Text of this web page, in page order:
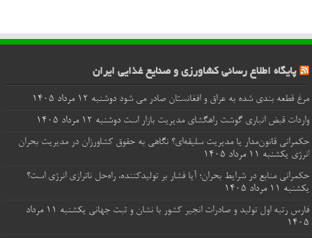
پایگاه اطلاع رسانی کشاورزی و صنایع غذایی ایران
مرغ قطعه‌ بندی شده به عراق و افغانستان صادر می شود دوشنبه ۱۲ مرداد ۱۴۰۵
واردات قبض‌ انباری گوشت راهگشای مدیریت بازار است دوشنبه ۱۲ مرداد ۱۴۰۵
حکمرانی قانون‌مدار یا مدیریت سلیقه‌ای؟ نگاهی به حقوق کشاورزان در مدیریت بحران
انرژی یکشنبه ۱۱ مرداد ۱۴۰۵
حکمرانی منابع در شرایط بحران؛ آیا فشار بر تولیدکننده، راه‌حل ناترازی انرژی است؟
یکشنبه ۱۱ مرداد ۱۴۰۵
فارس رتبه اول تولید و صادرات انجیر کشور با نشان و ثبت جهانی
یکشنبه ۱۱ مرداد
۱۴۰۵